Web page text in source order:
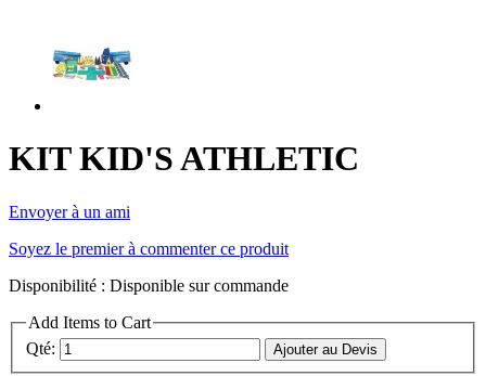
KIT KID'S ATHLETIC
Envoyer à un ami
Soyez le premier à commenter ce produit
Disponibilité : Disponible sur commande
Add Items to Cart
Qté:
Ajouter au Devis